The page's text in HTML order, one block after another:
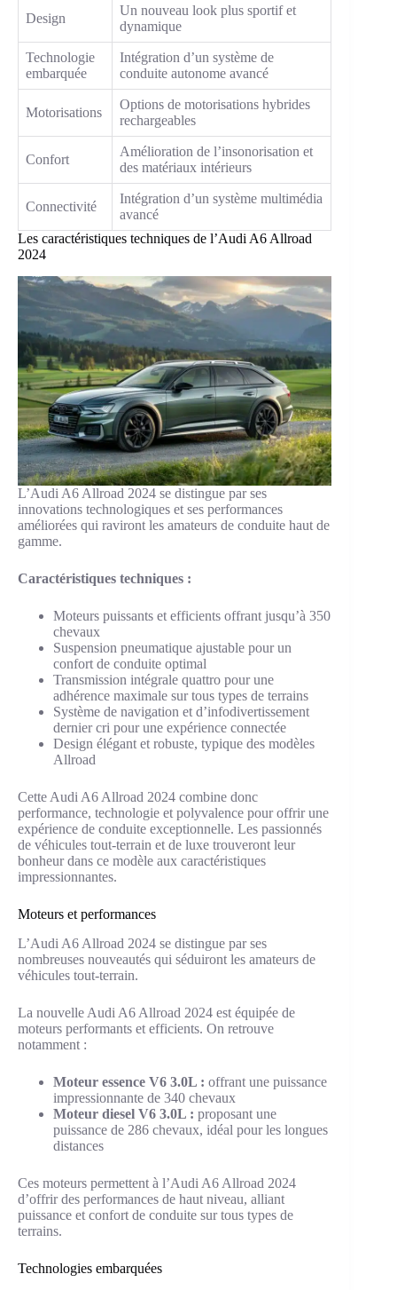
Design
Un nouveau look plus sportif et
dynamique
Technologie
embarquée
Intégration d’un système de
conduite autonome avancé
Motorisations
Options de motorisations hybrides
rechargeables
Confort
Amélioration de l’insonorisation et
des matériaux intérieurs
Connectivité
Intégration d’un système multimédia
avancé
Les caractéristiques techniques de l’Audi A6 Allroad
2024
L’Audi A6 Allroad 2024 se distingue par ses
innovations technologiques et ses performances
améliorées qui raviront les amateurs de conduite haut de
gamme.
Caractéristiques techniques :
Moteurs puissants et efficients offrant jusqu’à 350
chevaux
Suspension pneumatique ajustable pour un
confort de conduite optimal
Transmission intégrale quattro pour une
adhérence maximale sur tous types de terrains
Système de navigation et d’infodivertissement
dernier cri pour une expérience connectée
Design élégant et robuste, typique des modèles
Allroad
Cette Audi A6 Allroad 2024 combine donc
performance, technologie et polyvalence pour offrir une
expérience de conduite exceptionnelle. Les passionnés
de véhicules tout-terrain et de luxe trouveront leur
bonheur dans ce modèle aux caractéristiques
impressionnantes.
Moteurs et performances
L’Audi A6 Allroad 2024 se distingue par ses
nombreuses nouveautés qui séduiront les amateurs de
véhicules tout-terrain.
La nouvelle Audi A6 Allroad 2024 est équipée de
moteurs performants et efficients. On retrouve
notamment :
Moteur essence V6 3.0L : offrant une puissance
impressionnante de 340 chevaux
Moteur diesel V6 3.0L : proposant une
puissance de 286 chevaux, idéal pour les longues
distances
Ces moteurs permettent à l’Audi A6 Allroad 2024
d’offrir des performances de haut niveau, alliant
puissance et confort de conduite sur tous types de
terrains.
Technologies embarquées